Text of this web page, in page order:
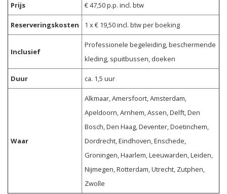
Prijs € 47,50 p.p. incl. btw
Reserveringskosten 1 x € 19,50 incl. btw per boeking
Inclusief
Professionele begeleiding, beschermende
kleding, spuitbussen, doeken
Duur ca. 1,5 uur
Waar
Alkmaar, Amersfoort, Amsterdam,
Apeldoorn, Arnhem, Assen, Delft, Den
Bosch, Den Haag, Deventer, Doetinchem,
Dordrecht, Eindhoven, Enschede,
Groningen, Haarlem, Leeuwarden, Leiden,
Nijmegen, Rotterdam, Utrecht, Zutphen,
Zwolle